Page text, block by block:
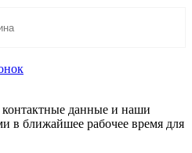
данные и наши
в ближайшее рабочее время для